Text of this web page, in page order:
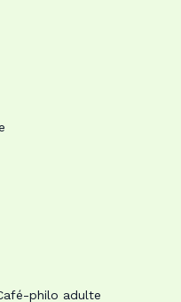
philo adulte